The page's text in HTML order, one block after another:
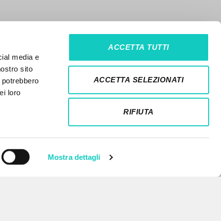
media e
sito
loro
Mostra dettagli
ACCETTA TUTTI
ACCETTA SELEZIONATI
RIFIUTA
NEWSLETTER